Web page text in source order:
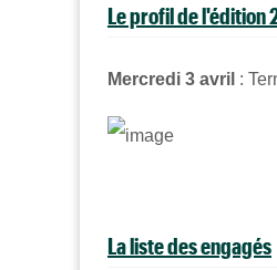
Le profil de l'édition
Mercredi 3 avril :
La liste des engagés